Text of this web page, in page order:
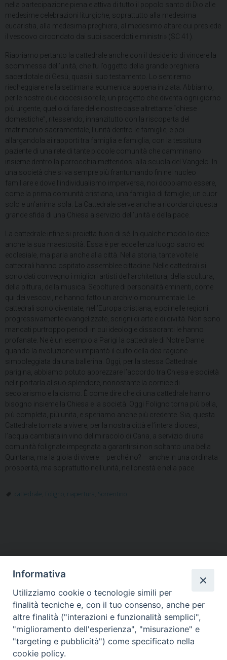
nella partecipazione piena e attiva di tutto il popolo santo di Dio alle
medesime celebrazioni liturgiche, soprattutto alla medesima
eucaristia, alla medesima preghiera, al medesimo altare cui presiede
il vescovo circondato dai suoi sacerdoti e ministri» (SC 41).
Riapriamo pertanto la cattedrale anche con il desiderio di vincere la
scommessa dell’unità, che fu l’oggetto della grande preghiera
sacerdotale di Gesù, quasi il suo testamento. Lo sentiremo
riecheggiare nella settimana ecumenica appena iniziata. Abbiamo,
per le nostre due diocesi sorelle, un progetto che diventa ogni giorno
più urgente, quello di fare delle nostre case altrettante “chiese
domestiche”, ritessendo, innanzitutto con la riscoperta del
matrimonio sacramentale, l’unità dentro le famiglie, e poi
allargandola ai rapporti tra famiglia e famiglia, con la tessitura
paziente di una rete di tante piccole comunità che camminano
insieme dentro la parrocchia mettendosi alla scuola del Vangelo. In
una società che si va sempre più frantumando fin nel nucleo
familiare e dove l’individualismo imperversa, noi dobbiamo essere,
come la prima comunità cristiana, una famiglia di famiglie, un cuor
solo e un’anima sola. La Cattedrale serve anche a ricordarci questa
grande sfida di una Chiesa a servizio dell’unità e della pace.
La cattedrale infine si proietta fuori di sé. In qualche modo lo dice
anche la sua maestosità. Essa è per eccellenza luogo sacro ed
ecclesiale, ma parla anche alla città. Nella storia, tante volte le
cattedrali hanno ospitato assemblee cittadine. Nelle cattedrali si
sono dati convegno i migliori artisti dell’architettura, della scultura,
della pittura, della musica. Sepolture di personalità eminenti, come
qui dei vescovi, ne hanno fatto un archivio monumentale. Le
cattedrali sono diventate, nell’Europa cristiana, e poi nelle regioni
progressivamente evangelizzate, scrigni di arte e di civiltà. Non sono
mancati purtroppo periodi in cui ideologie dissacranti le hanno
profanate. Ne è un esempio a Parigi la cattedrale di Notre Dame
quando la rivoluzione vi impiantò il culto della dea ragione
simboleggiata da una ballerina. Oggi, per la stessa Cattedrale
parigina, abbiamo potuto apprezzare l’accordo tra Chiesa e società
nel riportarla al suo splendore, nonostante la cornice di
secolarismo e laicismo. È come dire che di una cattedrale hanno
bisogno insieme la Chiesa e la società. Oggi Foligno torna più bella,
più completa, più unita, e speriamo anche più credente. Sia, questa
Cattedrale tornata a vivere, per la nostra città e l’intera diocesi,
l’acqua cambiata in vino del miracolo di Cana, a servizio di una
comunità folignate impegnata a garantirsi non soltanto una bella
Quintana, ma la gioia di vivere – perché no? – anche in una ordinata
prosperità, ma soprattutto nell’unità, nell’onestà e nella pace.
cattedrale Foligno riapertura Sorrentino
HOME VESCOVO ORARI MESSE
CURIA VESCOVILE
TUTELA MINORI
UFFICI PASTORALI PERSONE
VITA CONSACRATA
DOCUMENTI
CONTATTI
Copyright © 2018 Diocesi di Foligno /Curia . Piazza Mons. Faloci 3 - 06034
Informativa
Utilizziamo cookie o tecnologie simili per
finalità tecniche e, con il tuo consenso, anche per
altre finalità ("interazioni e funzionalità semplici",
"miglioramento dell'esperienza", "misurazione" e
"targeting e pubblicità") come specificato nella
cookie policy.